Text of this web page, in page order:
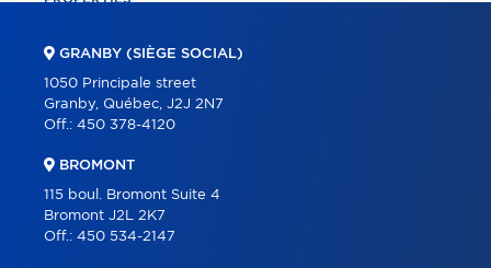
ABOUT
PARTNERS
GRANBY (SIÈGE SOCIAL)
1050 Principale street
Granby, Québec, J2J 2N7
Off.: 450 378-4120
BROMONT
115 boul. Bromont Suite 4
Bromont J2L 2K7
Off.: 450 534-2147